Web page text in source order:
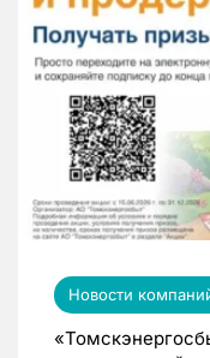
Новости